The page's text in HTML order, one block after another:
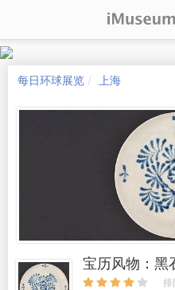
每日环球展览 上海
宝历风物：黑
排